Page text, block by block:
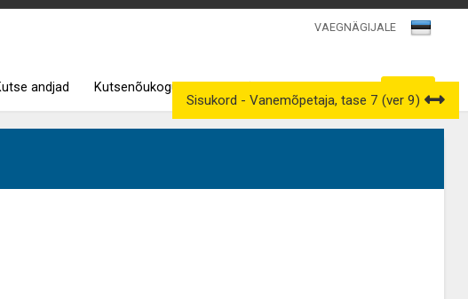
VAEGNÄGIJALE
andjad Kutsenõukogud
Sisukord - Vanemõpetaja, tase 7 (ver 9)